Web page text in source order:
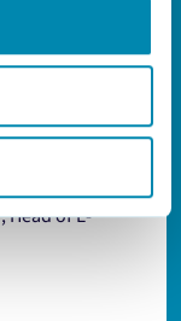
zu
, Head of E-